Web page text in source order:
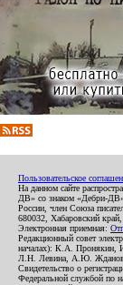
Пользовательское
На данном сайте
ДВ» со знаком «Дебри-
России, член Союза
680032, Хабаровский
Электронная приемная:
Редакционный совет
началах): К.А.
Л.Н. Левина, А.Ю.
Свидетельство о
Федеральной службой по